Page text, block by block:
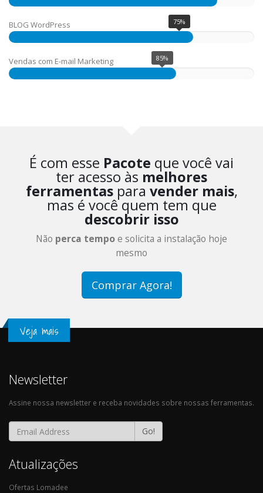
BLOG WordPress 75%
Vendas com E-mail Marketing
É com esse Pacote que você vai
ter acesso às melhores
ferramentaspara vender mais,
mas é você quem tem que
descobrir isso
Não perca tempoe solicita a instalação hoje
mesmo
Comprar Agora!
Veja mais
Newsletter
Assine nossa newsletter e receba novidades sobre nossas ferramentas.
Go!
Atualizações
Ofertas Lomadee